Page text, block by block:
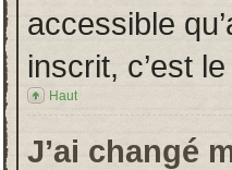
accessible
inscrit, c’est
Haut
J’ai changé